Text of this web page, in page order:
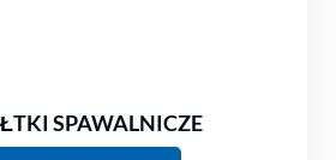
SPAWALNICZE